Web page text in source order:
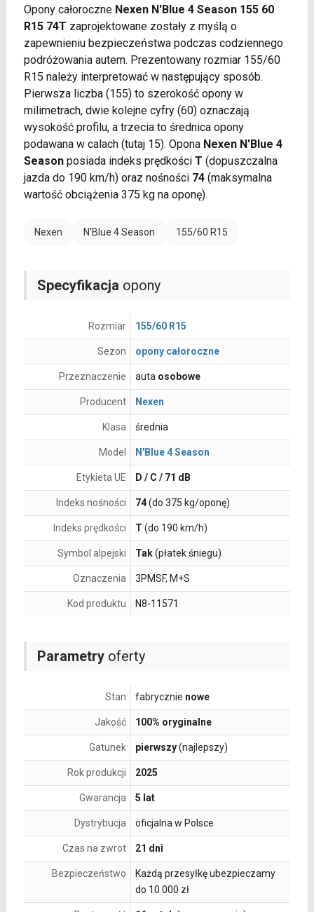
Opony całoroczne Nexen N'Blue 4 Season 155 60
R15 74T zaprojektowane zostały z myślą o
zapewnieniu bezpieczeństwa podczas codziennego
podróżowania autem. Prezentowany rozmiar 155/60
R15 należy interpretować w następujący sposób.
Pierwsza liczba (155) to szerokość opony w
milimetrach, dwie kolejne cyfry (60) oznaczają
wysokość profilu, a trzecia to średnica opony
podawana w calach (tutaj 15). Opona Nexen N'Blue 4
Seasonposiada indeks prędkości T (dopuszczalna
jazda do 190 km/h) oraz nośności 74(maksymalna
wartość obciążenia 375 kg na oponę).
Nexen N'Blue 4 Season 155/60 R15
Parametryoferty
Stan fabrycznie nowe
Jakość 100% oryginalne
Gatunek pierwszy(najlepszy)
Rok produkcji 2025
Gwarancja 5 lat
Dystrybucja oficjalna w Polsce
Czas na zwrot 21 dni
Bezpieczeństwo
Każdą przesyłkę ubezpieczamy
do 10 000 zł
Specyfikacja opony
Rozmiar 155/60 R15
Sezon opony całoroczne
Przeznaczenie auta osobowe
Producent Nexen
Klasa średnia
Model N'Blue 4 Season
Etykieta UE D / C / 71 dB
Indeks nośności 74(do 375 kg/oponę)
Indeks prędkości T (do 190 km/h)
Symbol alpejski Tak(płatek śniegu)
Oznaczenia 3PMSF, M+S
Kod produktu N8-11571